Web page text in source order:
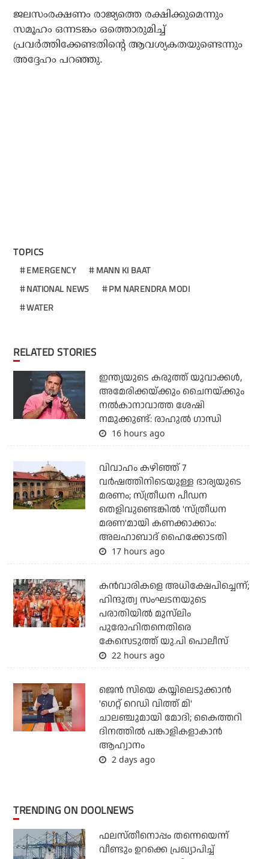
ജലസംരക്ഷണം രാജ്യത്തെ രക്ഷിക്കുമെന്നും
സമൂഹം ഒന്നടങ്കം ഒത്തൊരുമിച്ച്
പ്രവര്‍ത്തിക്കേണ്ടതിന്റെ ആവശ്യകതയുണ്ടെന്നും
അദ്ദേഹം പറഞ്ഞു.
TOPICS
EMERGENCY
MANN KI BAAT
NATIONAL NEWS
PM NARENDRA MODI
WATER
RELATED STORIES
ഇന്ത്യയുടെ കരുത്ത് യുവാക്കള്‍,
അമേരിക്കയ്ക്കും ചൈനയ്ക്കും
നല്‍കാനാവാത്ത ശേഷി
നമുക്കുണ്ട്: രാഹുല്‍ ഗാന്ധി
16 hours ago
വിവാഹം കഴിഞ്ഞ് 7
വര്‍ഷത്തിനിടെയുള്ള ഭാര്യയുടെ
മരണം; സ്ത്രീധന പീഡന
തെളിവുണ്ടെങ്കില്‍ 'സ്ത്രീധന
മരണ'മായി കണക്കാക്കാം:
അലഹാബാദ് ഹൈക്കോടതി
17 hours ago
കന്‍വാരികളെ അധിക്ഷേപിച്ചെന്ന്;
ഹിന്ദുത്വ സംഘടനയുടെ
പരാതിയില്‍ മുസ്‌ലിം
പുരോഹിതനെതിരെ
കേസെടുത്ത് യു.പി പൊലീസ്
22 hours ago
ജെന്‍ സിയെ കയ്യിലെടുക്കാന്‍
'ഗെറ്റ് റെഡി വിത്ത് മി'
ചാലഞ്ചുമായി മോദി; കൈത്തറി
ദിനത്തില്‍ പങ്കാളികളാകാന്‍
ആഹ്വാനം
2 days ago
TRENDING ON DOOLNEWS
ഫലസ്തീനൊപ്പം തന്നെയെന്ന്
വീണ്ടും ഉറക്കെ പ്രഖ്യാപിച്ച്